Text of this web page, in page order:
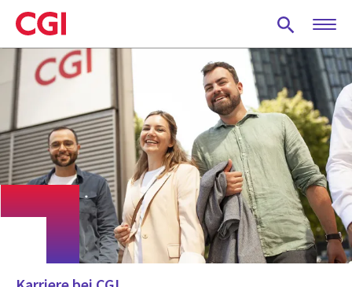
Skip
to
main
content